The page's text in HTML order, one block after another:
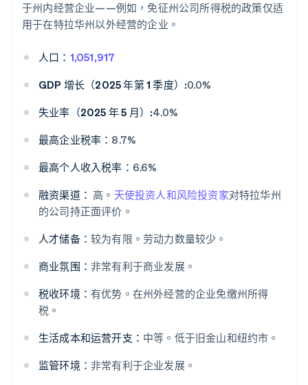
于州内经营企业——例如，免征州公司所得税的政策仅适
用于在特拉华州以外经营的企业。
人口： 1,051,917
GDP 增长（2025 年第 1 季度）:0.0%
失业率（2025 年 5 月）:4.0%
最高企业税率： 8.7%
最高个人收入税率： 6.6%
融资渠道： 高。 天使投资人和风险投资家对特拉华州
的公司持正面评价。
人才储备： 较为有限。劳动力数量较少。
商业氛围： 非常有利于商业发展。
税收环境： 有优势。在州外经营的企业免缴州所得
税。
生活成本和运营开支： 中等。低于旧金山和纽约市。
监管环境： 非常有利于企业发展。